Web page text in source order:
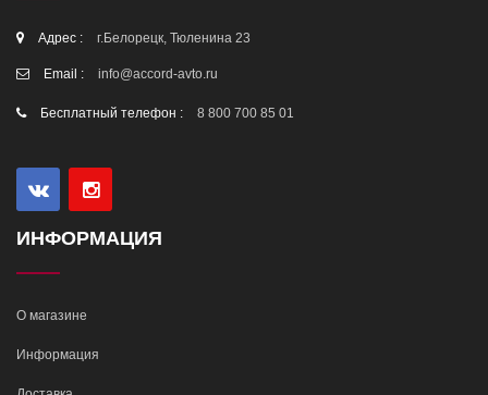
Адрес : г.Белорецк, Тюленина 23
Email : info@accord-avto.ru
Бесплатный телефон : 8 800 700 85 01
ИНФОРМАЦИЯ
О магазине
Информация